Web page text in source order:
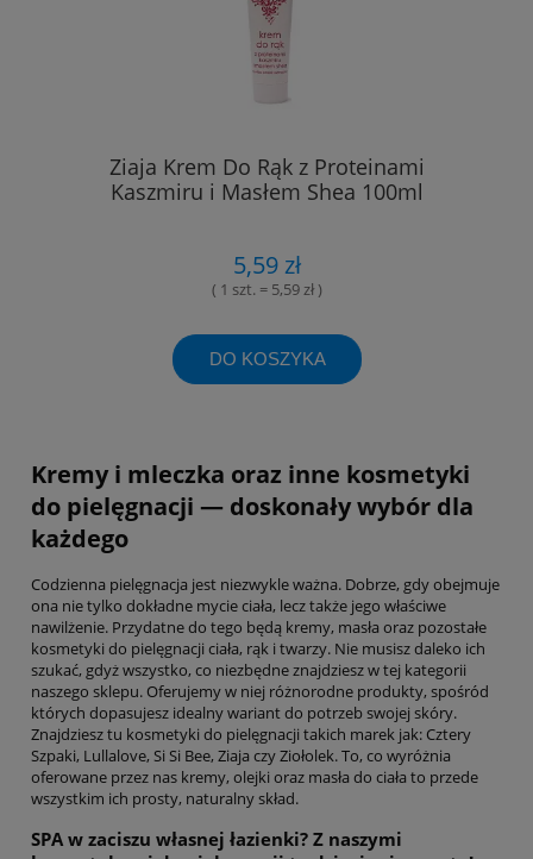
Ziaja Krem Do Rąk z Proteinami
Kaszmiru i Masłem Shea 100ml
5,59 zł
( 1 szt. = 5,59 zł )
DO KOSZYKA
Kremy i mleczka oraz inne kosmetyki
do pielęgnacji — doskonały wybór dla
każdego
Codzienna pielęgnacja jest niezwykle ważna. Dobrze, gdy obejmuje
ona nie tylko dokładne mycie ciała, lecz także jego właściwe
nawilżenie. Przydatne do tego będą kremy, masła oraz pozostałe
kosmetyki do pielęgnacji ciała, rąk i twarzy. Nie musisz daleko ich
szukać, gdyż wszystko, co niezbędne znajdziesz w tej kategorii
naszego sklepu. Oferujemy w niej różnorodne produkty, spośród
których dopasujesz idealny wariant do potrzeb swojej skóry.
Znajdziesz tu kosmetyki do pielęgnacji takich marek jak: Cztery
Szpaki, Lullalove, Si Si Bee, Ziaja czy Ziołolek. To, co wyróżnia
oferowane przez nas kremy, olejki oraz masła do ciała to przede
wszystkim ich prosty, naturalny skład.
SPA w zaciszu własnej łazienki? Z naszymi